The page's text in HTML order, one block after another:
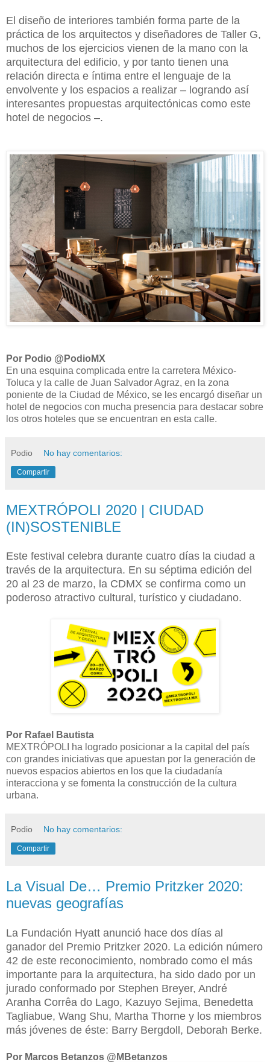
El diseño de interiores también forma parte de la
práctica de los arquitectos y diseñadores de Taller G,
muchos de los ejercicios vienen de la mano con la
arquitectura del edificio, y por tanto tienen una
relación directa e íntima entre el lenguaje de la
envolvente y los espacios a realizar – logrando así
interesantes propuestas arquitectónicas como este
hotel de negocios –.
Por Podio @PodioMX
En una esquina complicada entre la carretera México-
Toluca y la calle de Juan Salvador Agraz, en la zona
poniente de la Ciudad de México, se les encargó diseñar un
hotel de negocios con mucha presencia para destacar sobre
los otros hoteles que se encuentran en esta calle.
Podio No hay comentarios:
Compartir
MEXTRÓPOLI 2020 | CIUDAD
(IN)SOSTENIBLE
Este festival celebra durante cuatro días la ciudad a
través de la arquitectura. En su séptima edición del
20 al 23 de marzo, la CDMX se confirma como un
poderoso atractivo cultural, turístico y ciudadano.
Por Rafael Bautista
MEXTRÓPOLI ha logrado posicionar a la capital del país
con grandes iniciativas que apuestan por la generación de
nuevos espacios abiertos en los que la ciudadanía
interacciona y se fomenta la construcción de la cultura
urbana.
Podio No hay comentarios:
Compartir
La Visual De… Premio Pritzker 2020:
nuevas geografías
La Fundación Hyatt anunció hace dos días al
ganador del Premio Pritzker 2020. La edición número
42 de este reconocimiento, nombrado como el más
importante para la arquitectura, ha sido dado por un
jurado conformado por Stephen Breyer, André
Aranha Corrêa do Lago, Kazuyo Sejima, Benedetta
Tagliabue, Wang Shu, Martha Thorne y los miembros
más jóvenes de éste: Barry Bergdoll, Deborah Berke.
Por Marcos Betanzos @MBetanzos